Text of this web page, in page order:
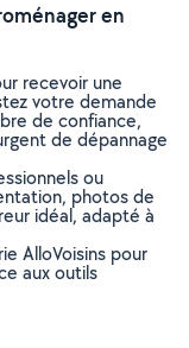
en
recevoir une
votre demande
de confiance,
de dépannage
ou
photos de
idéal, adapté à
AlloVoisins pour
aux outils